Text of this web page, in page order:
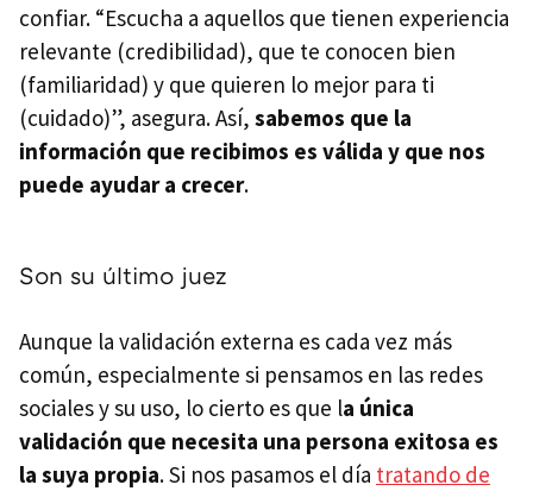
confiar. “Escucha a aquellos que tienen experiencia
relevante (credibilidad), que te conocen bien
(familiaridad) y que quieren lo mejor para ti
(cuidado)”, asegura. Así, sabemos que la
información que recibimos es válida y que nos
puede ayudar a crecer.
Son su último juez
Aunque la validación externa es cada vez más
común, especialmente si pensamos en las redes
sociales y su uso, lo cierto es que la única
validación que necesita una persona exitosa es
la suya propia. Si nos pasamos el día tratando de